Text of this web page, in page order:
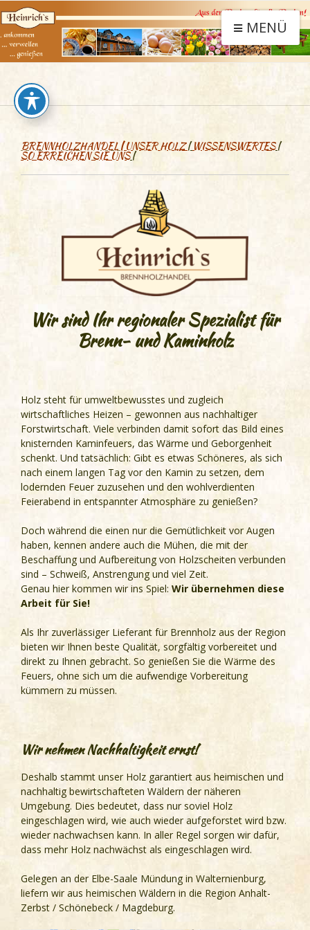
MENÜ
BRENNHOLZHANDEL |UNSER HOLZ |WISSENSWERTES|
SO ERREICHEN SIE UNS|
Wir sind Ihr regionaler Spezialist für
Brenn- und Kaminholz
Holz steht für umweltbewusstes und zugleich
wirtschaftliches Heizen – gewonnen aus nachhaltiger
Forstwirtschaft. Viele verbinden damit sofort das Bild eines
knisternden Kaminfeuers, das Wärme und Geborgenheit
schenkt. Und tatsächlich: Gibt es etwas Schöneres, als sich
nach einem langen Tag vor den Kamin zu setzen, dem
lodernden Feuer zuzusehen und den wohlverdienten
Feierabend in entspannter Atmosphäre zu genießen?
Doch während die einen nur die Gemütlichkeit vor Augen
haben, kennen andere auch die Mühen, die mit der
Beschaffung und Aufbereitung von Holzscheiten verbunden
sind – Schweiß, Anstrengung und viel Zeit.
Genau hier kommen wir ins Spiel: Wir übernehmen diese
Arbeit für Sie!
Als Ihr zuverlässiger Lieferant für Brennholz aus der Region
bieten wir Ihnen beste Qualität, sorgfältig vorbereitet und
direkt zu Ihnen gebracht. So genießen Sie die Wärme des
Feuers, ohne sich um die aufwendige Vorbereitung
kümmern zu müssen.
Wir nehmen Nachhaltigkeit ernst!
Deshalb stammt unser Holz garantiert aus heimischen und
nachhaltig bewirtschafteten Wäldern der näheren
Umgebung. Dies bedeutet, dass nur soviel Holz
eingeschlagen wird, wie auch wieder aufgeforstet wird bzw.
wieder nachwachsen kann. In aller Regel sorgen wir dafür,
dass mehr Holz nachwächst als eingeschlagen wird.
Gelegen an der Elbe-Saale Mündung in Walternienburg,
liefern wir aus heimischen Wäldern in die Region Anhalt-
Zerbst / Schönebeck / Magdeburg.